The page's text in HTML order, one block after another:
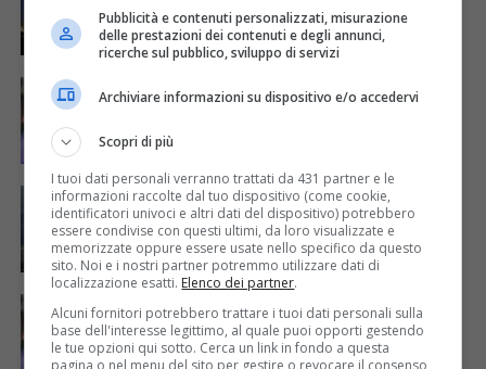
Protezione Civile Fvg
Forti temporali in arrivo: c’è l’allerta meteo
CRONACA & ATTUALITÀ 6 anni fa
Altri temporali in arrivo, nuova allerta
meteo della Pc Fvg
Forti temporali in arrivo: la Pc dirama
un’allerta meteo
Pubblicità e contenuti personalizzati, misurazione
delle prestazioni dei contenuti e degli annunci,
ricerche sul pubblico, sviluppo di servizi
Archiviare informazioni su dispositivo e/o accedervi
Scopri di più
I tuoi dati personali verranno trattati da 431 partner e le
informazioni raccolte dal tuo dispositivo (come cookie,
identificatori univoci e altri dati del dispositivo) potrebbero
essere condivise con questi ultimi, da loro visualizzate e
memorizzate oppure essere usate nello specifico da questo
sito. Noi e i nostri partner potremmo utilizzare dati di
localizzazione esatti. Elenco dei partner.
Alcuni fornitori potrebbero trattare i tuoi dati personali sulla
base dell'interesse legittimo, al quale puoi opporti gestendo
le tue opzioni qui sotto. Cerca un link in fondo a questa
pagina o nel menu del sito per gestire o revocare il consenso